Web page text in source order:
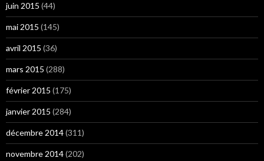
juin 2015 (44)
mai 2015 (145)
avril 2015 (36)
mars 2015 (288)
février 2015 (175)
janvier 2015 (284)
décembre 2014(311)
novembre 2014(202)